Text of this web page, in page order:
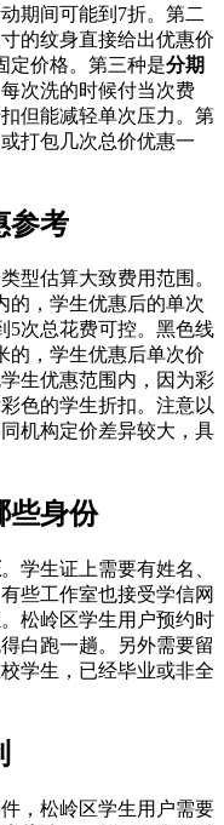
期间可能到7折。第二
的纹身直接给出优惠价
定价格。第三种是分期
次洗的时候付当次费
但能减轻单次压力。第
打包几次总价优惠一
参考
型估算大致费用范围。
的，学生优惠后的单次
5次总花费可控。黑色线
的，学生优惠后单次价
生优惠范围内，因为彩
色的学生折扣。注意以
机构定价差异较大，具
些身份
。学生证上需要有姓名、
些工作室也接受学信网
松岭区学生用户预约时
白跑一趟。另外需要留
学生，已经毕业或非全
，松岭区学生用户需要